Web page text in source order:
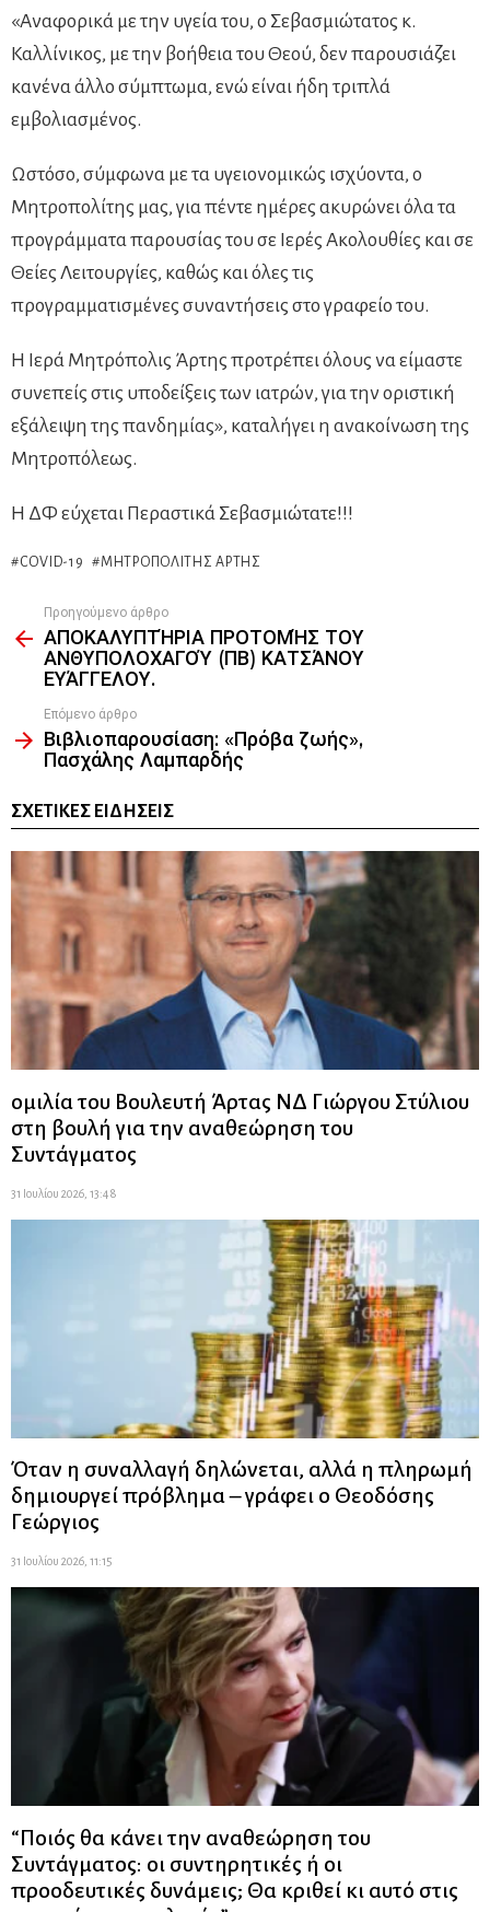
«Αναφορικά με την υγεία του, ο Σεβασμιώτατος κ.
Καλλίνικος, με την βοήθεια του Θεού, δεν παρουσιάζει
κανένα άλλο σύμπτωμα, ενώ είναι ήδη τριπλά
εμβολιασμένος.
Ωστόσο, σύμφωνα με τα υγειονομικώς ισχύοντα, ο
Μητροπολίτης μας, για πέντε ημέρες ακυρώνει όλα τα
προγράμματα παρουσίας του σε Ιερές Ακολουθίες και σε
Θείες Λειτουργίες, καθώς και όλες τις
προγραμματισμένες συναντήσεις στο γραφείο του.
Η Ιερά Μητρόπολις Άρτης προτρέπει όλους να είμαστε
συνεπείς στις υποδείξεις των ιατρών, για την οριστική
εξάλειψη της πανδημίας», καταλήγει η ανακοίνωση της
Μητροπόλεως.
Η ΔΦ εύχεται Περαστικά Σεβασμιώτατε!!!
COVID-19 ΜΗΤΡΟΠΟΛΊΤΗΣ ΆΡΤΗΣ
more
Προηγούμενο άρθρο
ΑΠΟΚΑΛΥΠΤΉΡΙΑ ΠΡΟΤΟΜΉΣ ΤΟΥ
ΑΝΘΥΠΟΛΟΧΑΓΟΎ (ΠΒ) ΚΑΤΣΆΝΟΥ
ΕΥΆΓΓΕΛΟΥ.
Επόμενο άρθρο
Βιβλιοπαρουσίαση: «Πρόβα ζωής»,
Πασχάλης Λαμπαρδής
ΣΧΕΤΙΚΈΣ ΕΙΔΉΣΕΙΣ
ομιλία του Βουλευτή Άρτας ΝΔ Γιώργου Στύλιου
στη βουλή για την αναθεώρηση του
Συντάγματος
31 Ιουλίου 2026, 13:48
Όταν η συναλλαγή δηλώνεται, αλλά η πληρωμή
δημιουργεί πρόβλημα – γράφει ο Θεοδόσης
Γεώργιος
31 Ιουλίου 2026, 11:15
“Ποιός θα κάνει την αναθεώρηση του
Συντάγματος: οι συντηρητικές ή οι
προοδευτικές δυνάμεις; Θα κριθεί κι αυτό στις